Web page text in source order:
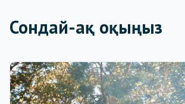
Сондай-ақ оқыңыз